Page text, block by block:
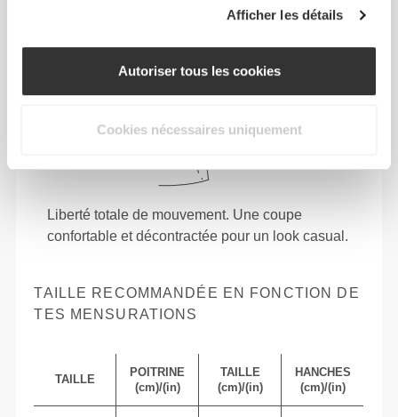
Afficher les détails
Autoriser tous les cookies
Cookies nécessaires uniquement
Liberté totale de mouvement. Une coupe
confortable et décontractée pour un look casual.
TAILLE RECOMMANDÉE EN FONCTION DE
TES MENSURATIONS
TAILLE
POITRINE
(cm)/(in)
TAILLE
(cm)/(in)
HANCHES
(cm)/(in)